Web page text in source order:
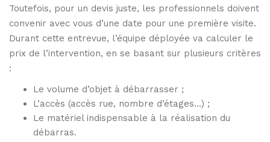
Toutefois, pour un devis juste, les professionnels doivent
convenir avec vous d’une date pour une première visite.
Durant cette entrevue, l’équipe déployée va calculer le
prix de l’intervention, en se basant sur plusieurs critères
:
Le volume d’objet à débarrasser ;
L’accès (accès rue, nombre d’étages…) ;
Le matériel indispensable à la réalisation du
débarras.